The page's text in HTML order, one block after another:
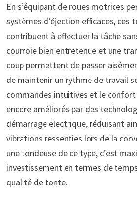
En s’équipant de roues motrices
systèmes d’éjection efficaces, ces
contribuent à effectuer la tâche
courroie bien entretenue et une
coup permettent de passer
de maintenir un rythme de travail
commandes intuitives et le
encore améliorés par des
démarrage électrique, réduisant
vibrations ressenties lors de la
une tondeuse de ce type, c’est
investissement en termes de
qualité de tonte.